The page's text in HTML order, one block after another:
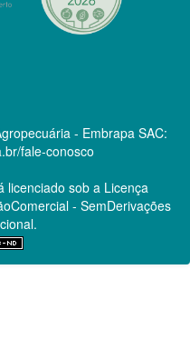
- Embrapa SAC:
fale-conosco
licenciado sob a Licença
- SemDerivações